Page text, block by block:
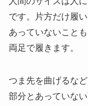
です。片方だけ履
あっていないこと
両足で履きます。
つま先を曲げるな
部分とあっていな